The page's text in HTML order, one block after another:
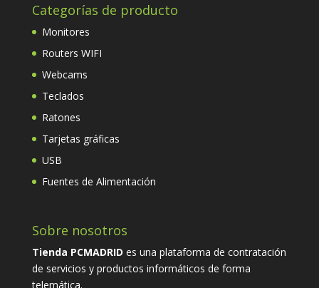
Categorías de producto
Monitores
Routers WIFI
Webcams
Teclados
Ratones
Tarjetas gráficas
USB
Fuentes de Alimentación
Sobre nosotros
Tienda PCMADRID es una plataforma de contratación
de servicios y productos informáticos de forma
telemática.